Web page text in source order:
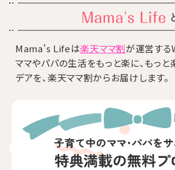
Mama's Lifeは楽天ママ割が運営する
ママやパパの生活をもっと楽に、もっと
デアを、楽天ママ割からお届けします。